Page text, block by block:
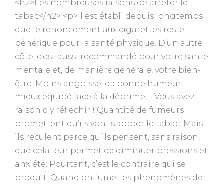
<h2>Les nombreuses raisons de arrêter le
tabac</h2> <p>Il est établi depuis longtemps
que le renoncement aux cigarettes reste
bénéfique pour la santé physique. D’un autre
côté, c’est aussi recommandé pour votre santé
mentale et, de manière générale, votre bien-
être. Moins angoissé, de bonne humeur,
mieux équipé face à la déprime,… Vous avez
raison d’y réfléchir ! Quantité de fumeurs
promettent qu’ils vont stopper le tabac. Mais
ils reculent parce qu’ils pensent, sans raison,
que cela leur permet de diminuer pressions et
anxiété. Pourtant, c’est le contraire qui se
produit. Quand on fume, les phénomènes de